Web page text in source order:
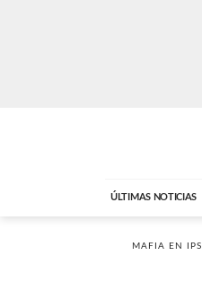
ÚLTIMAS NOTICIAS
MAFIA EN IPS